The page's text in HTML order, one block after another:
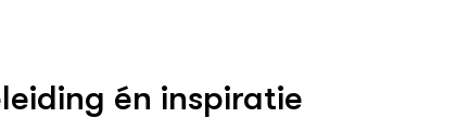
én inspiratie